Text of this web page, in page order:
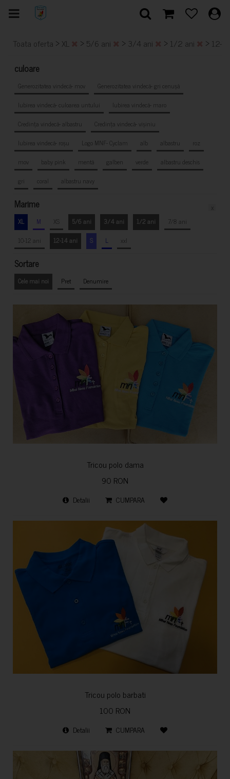
Toata oferta > XL > 5/6 ani > 3/4 ani > 1/2 ani > 12-
culoare
Generozitatea vindecă- mov
Generozitatea vindecă- gri cenușă
Iubirea vindecă- culoarea untului
Iubirea vindecă- maro
Credința vindecă- albastru
Credința vindecă- vișiniu
Iubirea vindecă- roșu
Logo MNF- Cyclam alb albastru
roz
mov
baby pink mentă galben verde
albastru deschis
gri
coral albastru navy
Marime
XL M XS 5/6 ani 3/4 ani 1/2 ani
7/8 ani
10-12 ani
12-14 ani S L xxl
Sortare
Cele mai noi Pret Denumire
Tricou polo dama
90 RON
Detalii CUMPARA
Tricou polo barbati
100 RON
Detalii CUMPARA